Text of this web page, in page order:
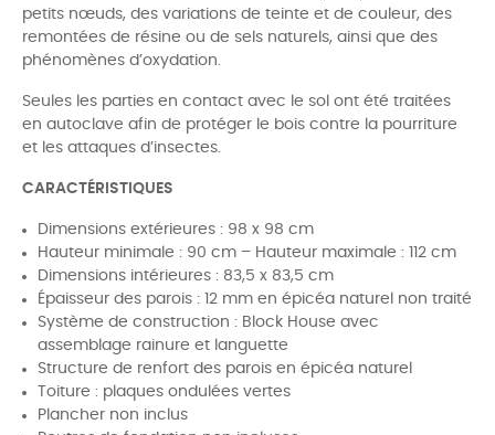
petits nœuds, des variations de teinte et de couleur, des
remontées de résine ou de sels naturels, ainsi que des
phénomènes d’oxydation.
Seules les parties en contact avec le sol ont été traitées
en autoclave afin de protéger le bois contre la pourriture
et les attaques d’insectes.
CARACTÉRISTIQUES
Dimensions extérieures : 98 x 98 cm
Hauteur minimale : 90 cm – Hauteur maximale : 112 cm
Dimensions intérieures : 83,5 x 83,5 cm
Épaisseur des parois : 12 mm en épicéa naturel non traité
Système de construction : Block House avec
assemblage rainure et languette
Structure de renfort des parois en épicéa naturel
Toiture : plaques ondulées vertes
Plancher non inclus